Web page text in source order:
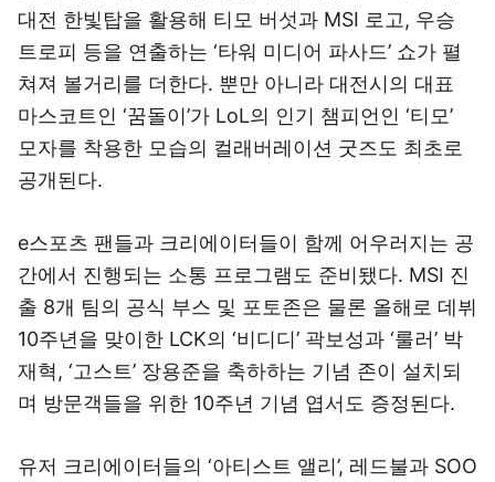
대전 한빛탑을 활용해 티모 버섯과 MSI 로고, 우승
트로피 등을 연출하는 ‘타워 미디어 파사드’ 쇼가 펼
쳐져 볼거리를 더한다. 뿐만 아니라 대전시의 대표
마스코트인 ‘꿈돌이’가 LoL의 인기 챔피언인 ‘티모’
모자를 착용한 모습의 컬래버레이션 굿즈도 최초로
공개된다.
e스포츠 팬들과 크리에이터들이 함께 어우러지는 공
간에서 진행되는 소통 프로그램도 준비됐다. MSI 진
출 8개 팀의 공식 부스 및 포토존은 물론 올해로 데뷔
10주년을 맞이한 LCK의 ‘비디디’ 곽보성과 ‘룰러’ 박
재혁, ‘고스트’ 장용준을 축하하는 기념 존이 설치되
며 방문객들을 위한 10주년 기념 엽서도 증정된다.
유저 크리에이터들의 ‘아티스트 앨리’, 레드불과 SOO